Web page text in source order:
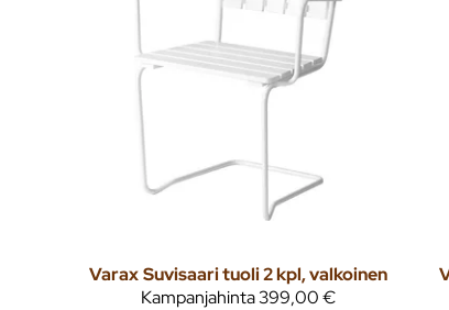
Varax Suvisaari tuoli 2 kpl, valkoinen
Kampanjahinta399,00 €